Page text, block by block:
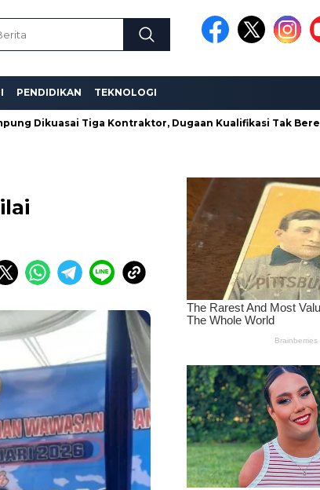
PENDIDIKAN TEKNOLOGI
Tiga Kontraktor, Dugaan Kualifikasi Tak Beres Mencuat